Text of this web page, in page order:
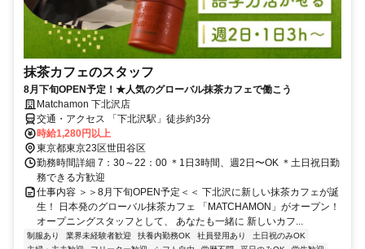
抹茶カフェのスタッフ
8月下旬OPEN予定！★人気のグローバル抹茶カフェで働こう
Matchamon 下北沢店
交通・アクセス 「下北沢駅」徒歩約3分
時給1,280円以上
東京都東京23区世田谷区
勤務時間詳細 7：30～22：00 ＊1日3時間、週2日〜OK ＊土日祝日勤
務できる方歓迎
仕事内容 ＞＞8月下旬OPEN予定＜＜ 下北沢に新しい抹茶カフェが誕
生！ 日本発のグローバル抹茶カフェ 「MATCHAMON」がオープン！
オープニングスタッフとして、 あなたも一緒に 新しいカフ...
制服あり 業界未経験者歓迎 扶養内勤務OK 社員登用あり
土日祝のみOK